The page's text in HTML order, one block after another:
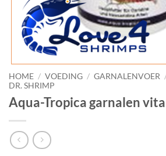
HOME / VOEDING / GARNALENVOER
DR. SHRIMP
Aqua-Tropica garnalen